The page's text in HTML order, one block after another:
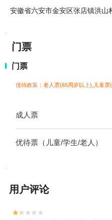
安徽省六安市金安区张店镇洪山
门票
门票
优待政策：老人票(65周岁以上),儿童票
成人票
优待票（儿童/学生/老人）
用户评论

